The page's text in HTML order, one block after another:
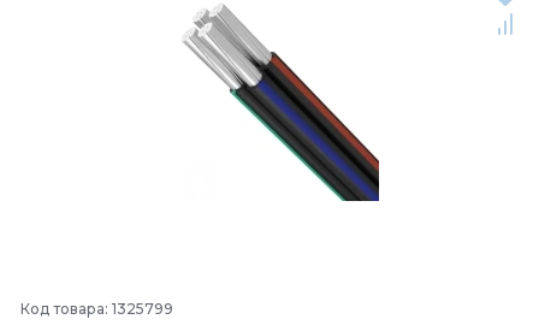
Код товара: 1325799